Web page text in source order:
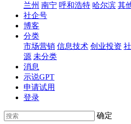
兰州 南宁 呼和浩特 哈尔滨 其
社企号
博客
分类
市场营销 信息技术 创业投资
源 未分类
消息
示说GPT
申请试用
登录
确定